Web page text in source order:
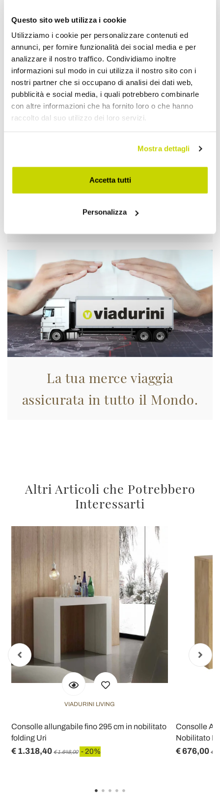
Questo sito web utilizza i cookie
Utilizziamo i cookie per personalizzare contenuti ed
annunci, per fornire funzionalità dei social media e per
analizzare il nostro traffico. Condividiamo inoltre
informazioni sul modo in cui utilizza il nostro sito con i
nostri partner che si occupano di analisi dei dati web,
pubblicità e social media, i quali potrebbero combinarle
con altre informazioni che ha fornito loro o che hanno
raccolto dal suo utilizzo dei loro servizi.
Mostra dettagli
Accetta tutti
Personalizza
Approfittane subito!
La tua merce viaggia
assicurata in tutto il Mondo.
Altri Articoli che Potrebbero
Interessarti
VIADURINI LIVING
Consolle allungabile fino 295 cm in nobilitato
folding Uri
€ 1.318,40 € 1.648,00 - 20%
Consolle
Nobilitato
€ 676,00 €